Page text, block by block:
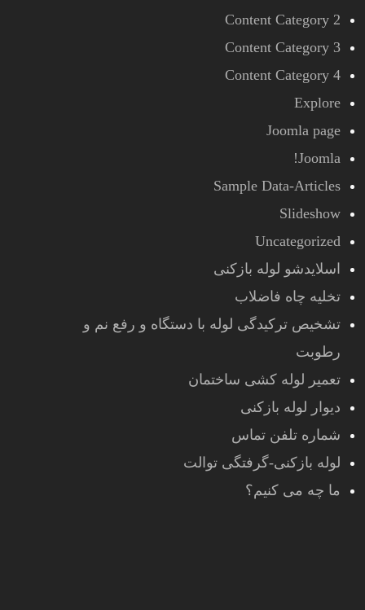
Content Category 2
Content Category 3
Content Category 4
Explore
Joomla page
Joomla!
Sample Data-Articles
Slideshow
Uncategorized
اسلایدشو لوله بازکنی
تخلیه چاه فاضلاب
تشخیص ترکیدگی لوله با دستگاه و رفع نم و
رطوبت
تعمیر لوله کشی ساختمان
دیوار لوله بازکنی
شماره تلفن تماس
لوله بازکنی-گرفتگی توالت
ما چه می کنیم؟